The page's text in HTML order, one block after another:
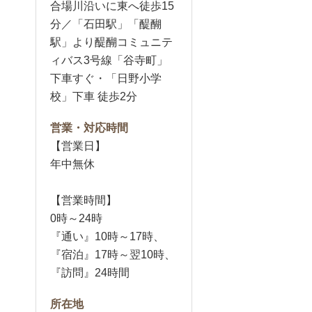
合場川沿いに東へ徒歩15
分／「石田駅」「醍醐
駅」より醍醐コミュニテ
ィバス3号線「谷寺町」
下車すぐ・「日野小学
校」下車 徒歩2分
営業・対応時間
【営業日】
年中無休
【営業時間】
0時～24時
『通い』10時～17時、
『宿泊』17時～翌10時、
『訪問』24時間
所在地